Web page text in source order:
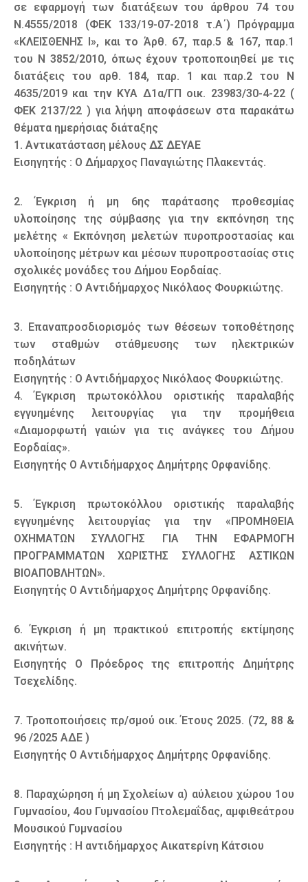
σε εφαρμογή των διατάξεων του άρθρου 74 του
Ν.4555/2018 (ΦΕΚ 133/19-07-2018 τ.Α΄) Πρόγραμμα
«ΚΛΕΙΣΘΕΝΗΣ Ι», και το Άρθ. 67, παρ.5 & 167, παρ.1
του Ν 3852/2010, όπως έχουν τροποποιηθεί με τις
διατάξεις του αρθ. 184, παρ. 1 και παρ.2 του Ν
4635/2019 και την ΚΥΑ Δ1α/ΓΠ οικ. 23983/30-4-22 (
ΦΕΚ 2137/22 ) για λήψη αποφάσεων στα παρακάτω
θέματα ημερήσιας διάταξης
1. Αντικατάσταση μέλους ΔΣ ΔΕΥΑΕ
Εισηγητής : Ο Δήμαρχος Παναγιώτης Πλακεντάς.
2. Έγκριση ή μη 6ης παράτασης προθεσμίας
υλοποίησης της σύμβασης για την εκπόνηση της
μελέτης « Εκπόνηση μελετών πυροπροστασίας και
υλοποίησης μέτρων και μέσων πυροπροστασίας στις
σχολικές μονάδες του Δήμου Εορδαίας.
Εισηγητής : Ο Αντιδήμαρχος Νικόλαος Φουρκιώτης.
3. Επαναπροσδιορισμός των θέσεων τοποθέτησης
των σταθμών στάθμευσης των ηλεκτρικών
ποδηλάτων
Εισηγητής : Ο Αντιδήμαρχος Νικόλαος Φουρκιώτης.
4. Έγκριση πρωτοκόλλου οριστικής παραλαβής
εγγυημένης λειτουργίας για την προμήθεια
«Διαμορφωτή γαιών για τις ανάγκες του Δήμου
Εορδαίας».
Εισηγητής Ο Αντιδήμαρχος Δημήτρης Ορφανίδης.
5. Έγκριση πρωτοκόλλου οριστικής παραλαβής
εγγυημένης λειτουργίας για την «ΠΡΟΜΗΘΕΙΑ
ΟΧΗΜΑΤΩΝ ΣΥΛΛΟΓΗΣ ΓΙΑ ΤΗΝ ΕΦΑΡΜΟΓΗ
ΠΡΟΓΡΑΜΜΑΤΩΝ ΧΩΡΙΣΤΗΣ ΣΥΛΛΟΓΗΣ ΑΣΤΙΚΩΝ
ΒΙΟΑΠΟΒΛΗΤΩΝ».
Εισηγητής Ο Αντιδήμαρχος Δημήτρης Ορφανίδης.
6. Έγκριση ή μη πρακτικού επιτροπής εκτίμησης
ακινήτων.
Εισηγητής Ο Πρόεδρος της επιτροπής Δημήτρης
Τσεχελίδης.
7. Τροποποιήσεις πρ/σμού οικ. Έτους 2025. (72, 88 &
96 /2025 ΑΔΕ )
Εισηγητής Ο Αντιδήμαρχος Δημήτρης Ορφανίδης.
8. Παραχώρηση ή μη Σχολείων α) αύλειου χώρου 1ου
Γυμνασίου, 4ου Γυμνασίου Πτολεμαΐδας, αμφιθεάτρου
Μουσικού Γυμνασίου
Εισηγητής : Η αντιδήμαρχος Αικατερίνη Κάτσιου